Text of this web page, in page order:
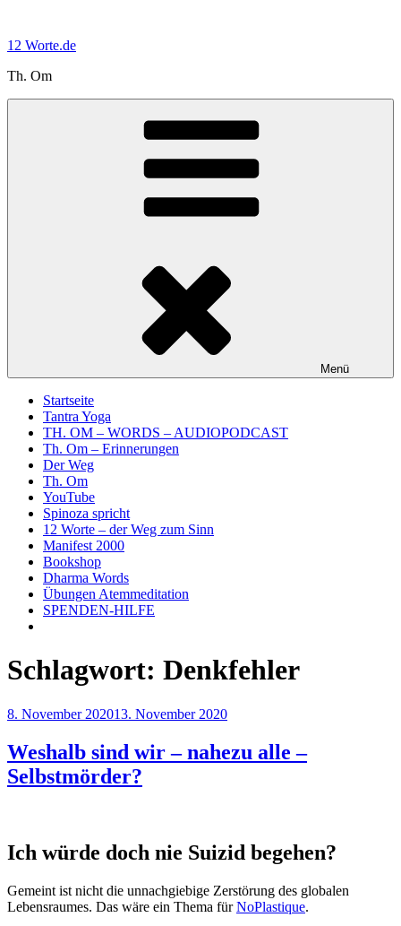
springen
12 Worte.de
Th. Om
Menü
Startseite
Tantra Yoga
TH. OM – WORDS – AUDIOPODCAST
Th. Om – Erinnerungen
Der Weg
Th. Om
YouTube
Spinoza spricht
12 Worte – der Weg zum Sinn
Manifest 2000
Bookshop
Dharma Words
Übungen Atemmeditation
SPENDEN-HILFE
Schlagwort: Denkfehler
Veröffentlicht
8. November 202013. November 2020
Weshalb sind wir – nahezu alle –
Selbstmörder?
Ich würde doch nie Suizid begehen?
Gemeint ist nicht die unnachgiebige Zerstörung des globalen
Lebensraumes. Das wäre ein Thema fürNoPlastique.